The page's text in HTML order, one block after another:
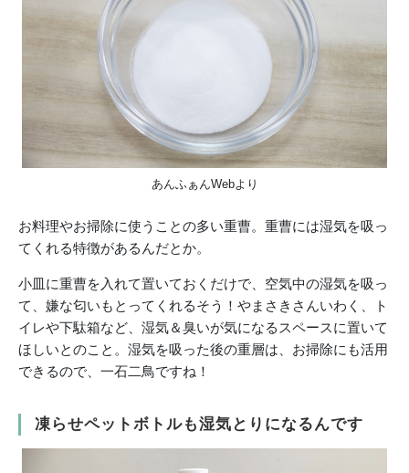
あんふぁんWebより
お料理やお掃除に使うことの多い重曹。重曹には湿気を吸っ
てくれる特徴があるんだとか。
小皿に重曹を入れて置いておくだけで、空気中の湿気を吸っ
て、嫌な匂いもとってくれるそう！やまさきさんいわく、ト
イレや下駄箱など、湿気＆臭いが気になるスペースに置いて
ほしいとのこと。湿気を吸った後の重層は、お掃除にも活用
できるので、一石二鳥ですね！
凍らせペットボトルも湿気とりになるんです